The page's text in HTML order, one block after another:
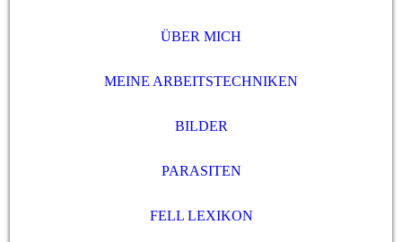
ÜBER MICH
MEINE ARBEITSTECHNIKEN
BILDER
PARASITEN
FELL LEXIKON